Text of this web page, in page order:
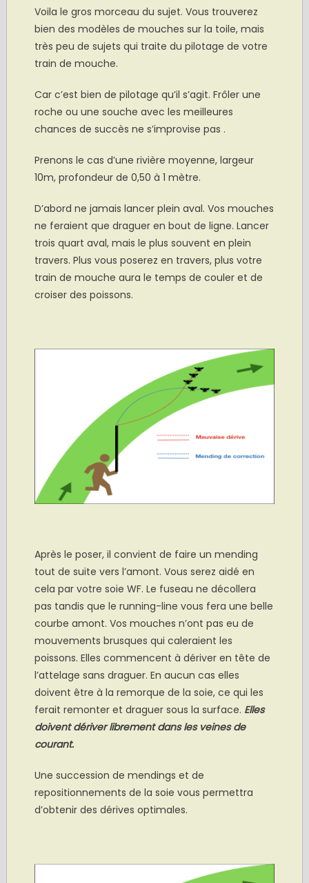
Voila le gros morceau du sujet. Vous trouverez
bien des modèles de mouches sur la toile, mais
très peu de sujets qui traite du pilotage de votre
train de mouche.
Car c’est bien de pilotage qu’il s’agit. Frôler une
roche ou une souche avec les meilleures
chances de succès ne s’improvise pas .
Prenons le cas d’une rivière moyenne, largeur
10m, profondeur de 0,50 à 1 mètre.
D’abord ne jamais lancer plein aval. Vos mouches
ne feraient que draguer en bout de ligne. Lancer
trois quart aval, mais le plus souvent en plein
travers. Plus vous poserez en travers, plus votre
train de mouche aura le temps de couler et de
croiser des poissons.
Après le poser, il convient de faire un mending
tout de suite vers l’amont. Vous serez aidé en
cela par votre soie WF. Le fuseau ne décollera
pas tandis que le running-line vous fera une belle
courbe amont. Vos mouches n’ont pas eu de
mouvements brusques qui caleraient les
poissons. Elles commencent à dériver en tête de
l’attelage sans draguer. En aucun cas elles
doivent être à la remorque de la soie, ce qui les
ferait remonter et draguer sous la surface. Elles
doivent dériver librement dans les veines de
courant.
Une succession de mendings et de
repositionnements de la soie vous permettra
d’obtenir des dérives optimales.